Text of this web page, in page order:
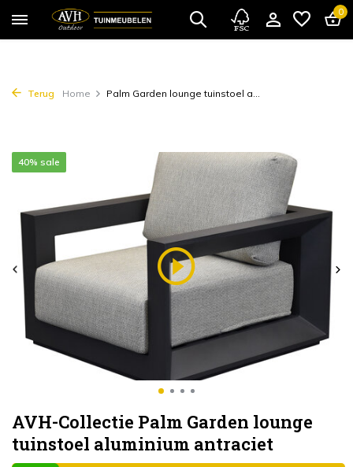
0
Terug Home Palm Garden lounge tuinstoel a...
AVH-Collectie Palm Garden lounge
tuinstoel aluminium antraciet
40% sale